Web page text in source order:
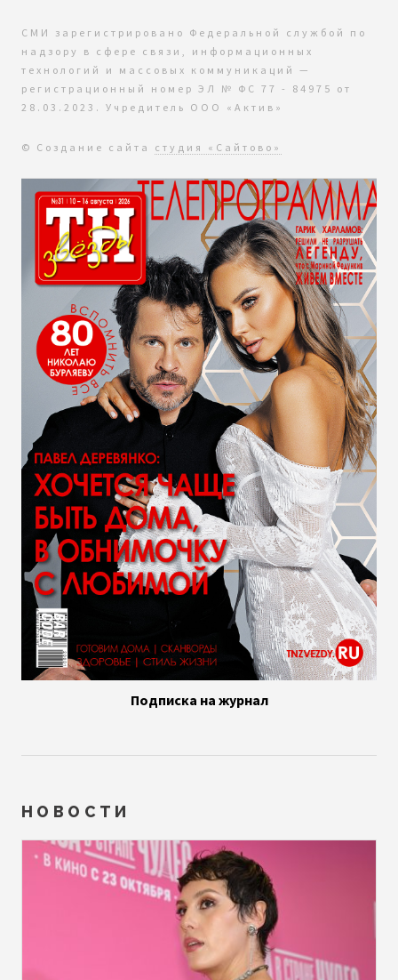
СМИ зарегистрировано Федеральной службой по
надзору в сфере связи, информационных
технологий и массовых коммуникаций —
регистрационный номер ЭЛ № ФС 77 - 84975 от
28.03.2023. Учредитель ООО «Актив»
© Создание сайта студия «Сайтово»
Подписка на журнал
НОВОСТИ